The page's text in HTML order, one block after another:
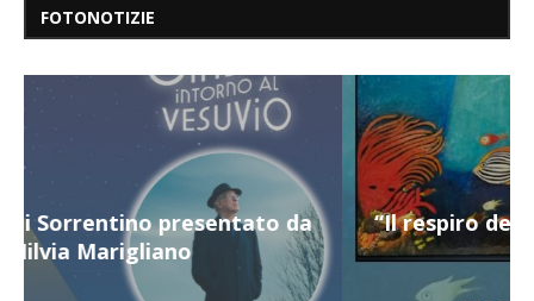
FOTONOTIZIE
“Il respiro del mare”, personale di Terry
Mangiatordi